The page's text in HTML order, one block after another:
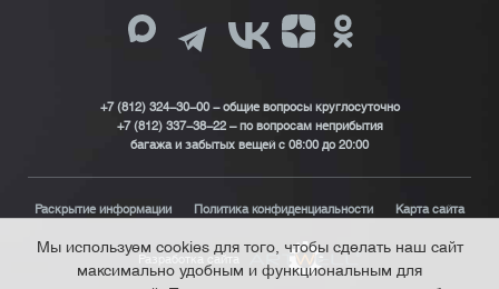
+7 (812) 324-30-00 - общие вопросы круглосуточно
+7 (812) 337-38-22 – по вопросам неприбытия
багажа и забытых вещей с 08:00 до 20:00
Раскрытие информации Политика конфиденциальности Карта сайта
Разработка сайта
Мы используем cookies для того, чтобы сделать наш сайт
максимально удобным и функциональным для